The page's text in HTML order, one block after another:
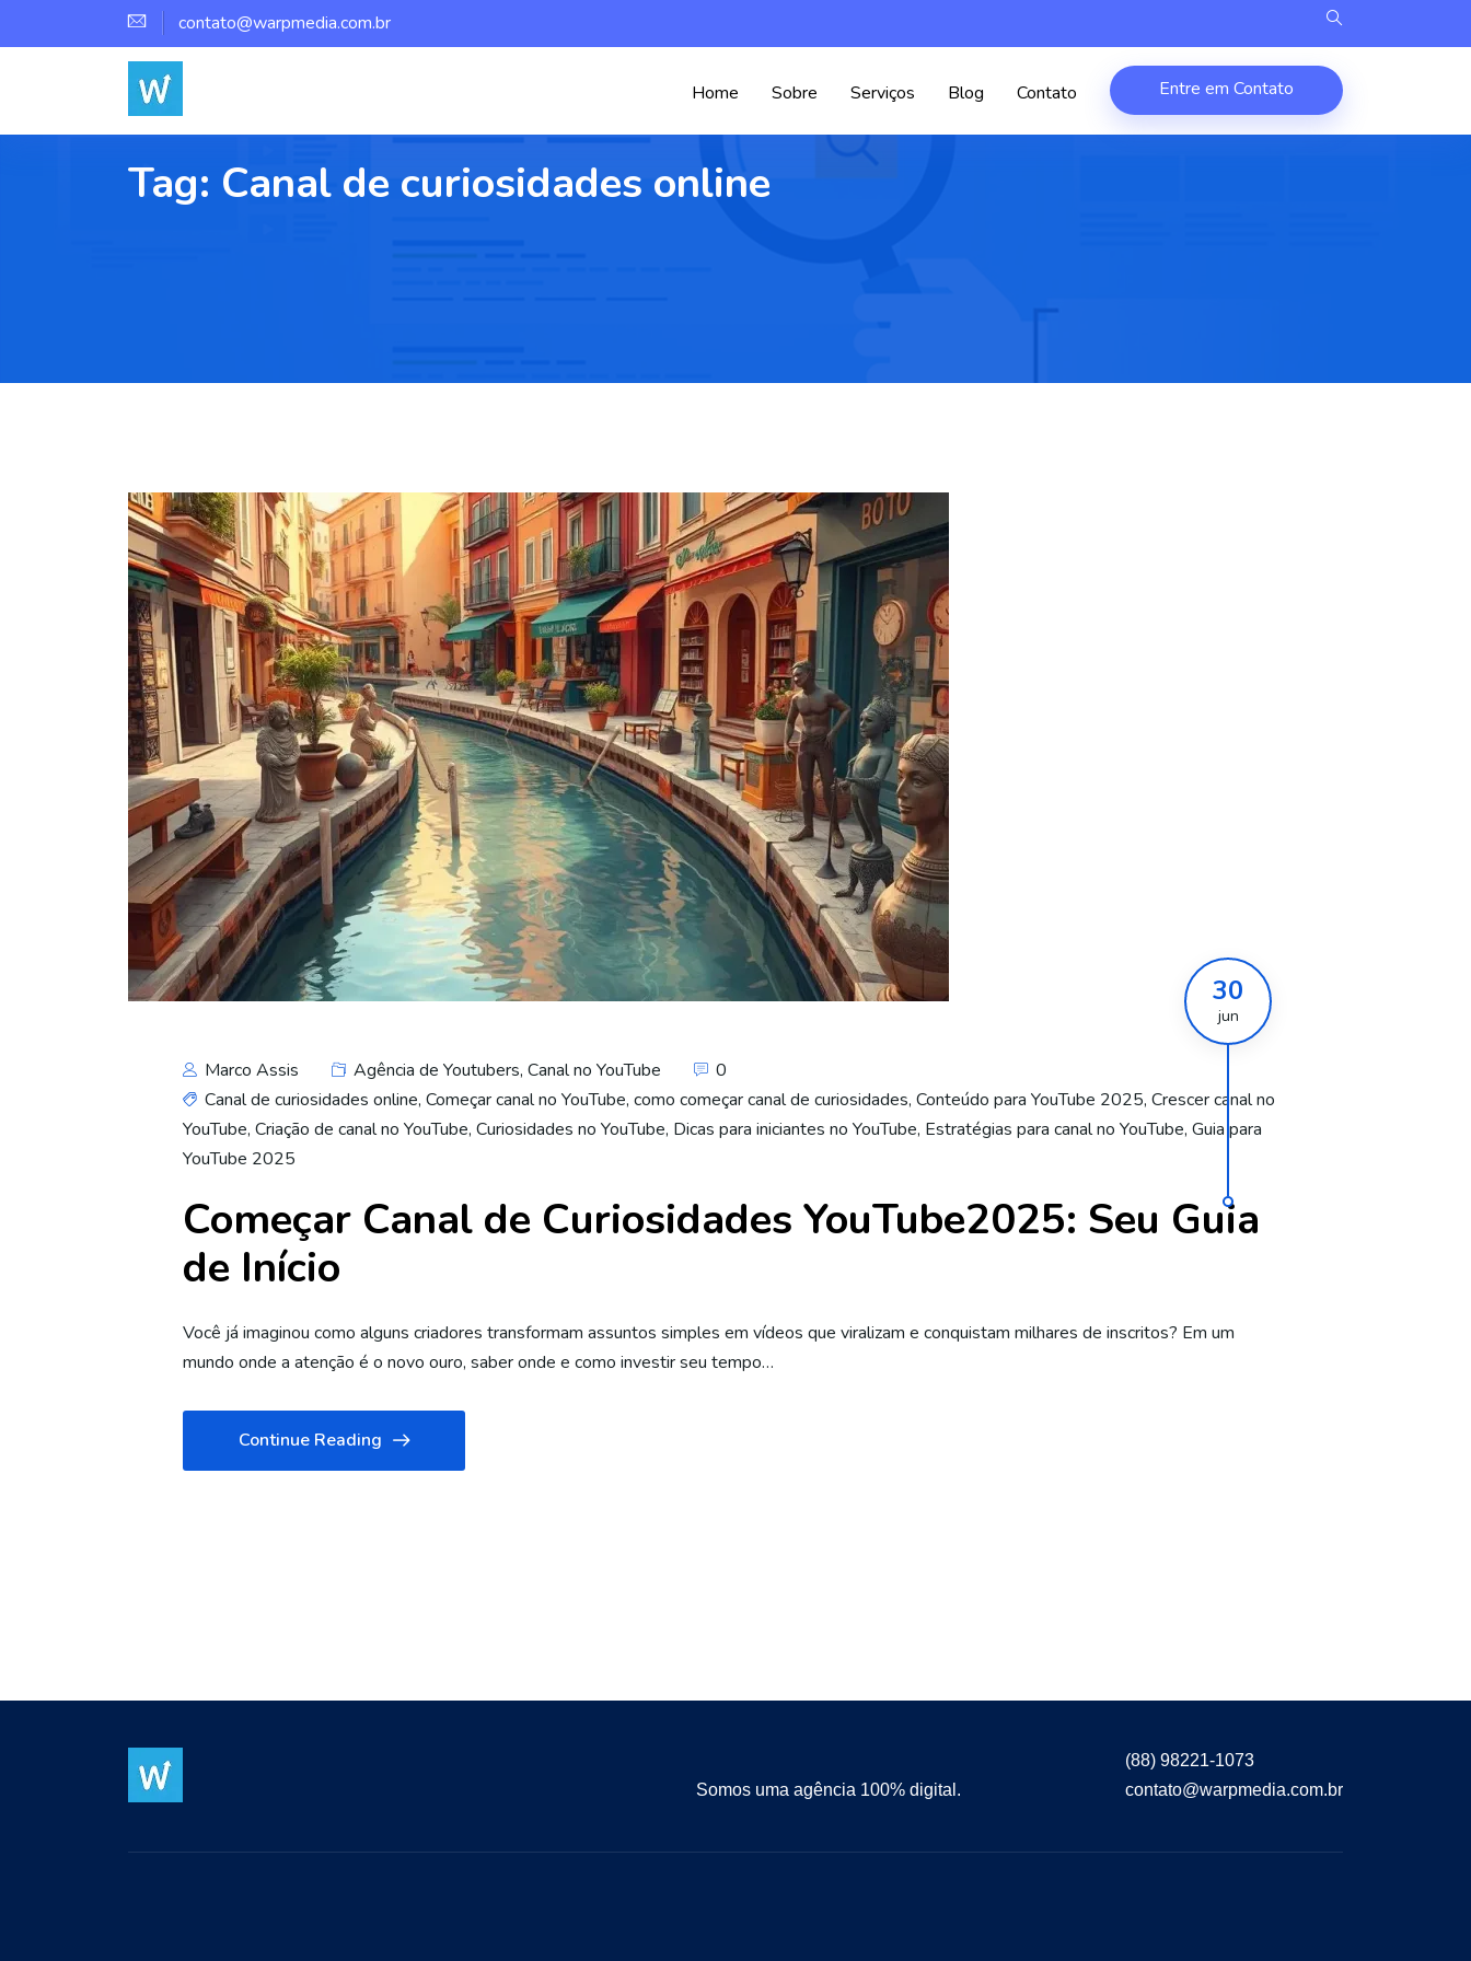
contato@warpmedia.com.br
Home Sobre Serviços Blog Contato Entre em Contato
Tag: Canal de curiosidades online
Marco Assis Agência de Youtubers, Canal no YouTube 0
30
jun
Canal de curiosidades online, Começar canal no YouTube, como começar canal de curiosidades, Conteúdo para YouTube 2025, Crescer canal no
YouTube, Criação de canal no YouTube, Curiosidades no YouTube, Dicas para iniciantes no YouTube, Estratégias para canal no YouTube, Guia para
YouTube 2025
Começar Canal de Curiosidades YouTube2025: Seu Guia
de Início
Você já imaginou como alguns criadores transformam assuntos simples em vídeos que viralizam e conquistam milhares de inscritos? Em um
mundo onde a atenção é o novo ouro, saber onde e como investir seu tempo…
Continue Reading
Somos uma agência 100% digital.
(88) 98221-1073
contato@warpmedia.com.br